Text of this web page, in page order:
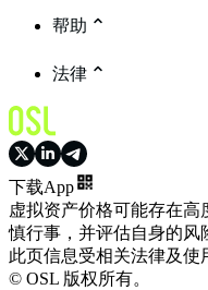
帮助
法律
下载App
虚拟资产价格可能存在
慎行事，并评估自身的风
此页信息受相关法律及使
© OSL 版权所有。